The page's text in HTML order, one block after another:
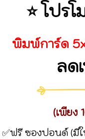
⭐️ โปร
พิมพ์การ์ด
ลด
(เพียง
✅ฟรี ซองปอนด์(มีใ